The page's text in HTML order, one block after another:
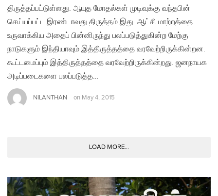
திருத்தப்பட்டுள்ளது. ஆயுத மோதல்கள் முடிவுக்கு வந்தபின்
செய்யப்பட்ட இரண்டாவது திருத்தம் இது. ஆட்சி மாற்றத்தை
உருவாக்கிய அதைப் பின்னிருந்து பலப்படுத்துகின்ற மேற்கு
நாடுகளும் இந்தியாவும் இத்திருத்தத்தை வரவேற்றிருக்கின்றன.
கூட்டமைப்பும் இத்திருத்தத்தை வரவேற்றிருக்கின்றது. ஜனநாயக
அடிப்படைகளை பலப்படுத்த…
NILANTHAN on May 4, 2015
LOAD MORE...